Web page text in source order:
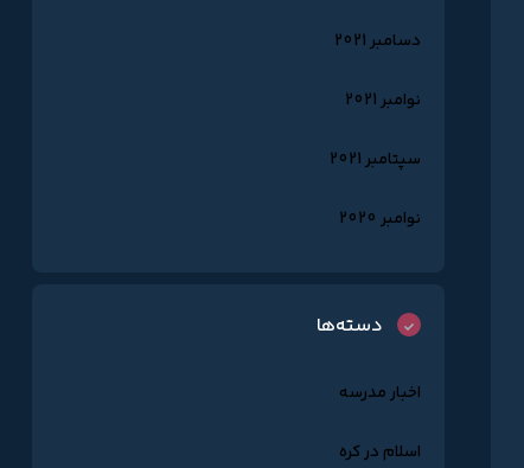
دسامبر 2021
نوامبر 2021
سپتامبر 2021
نوامبر 2020
دسته‌ها
اخبار مدرسه
اسلام در کره